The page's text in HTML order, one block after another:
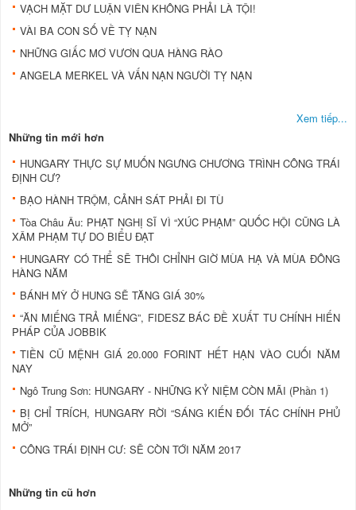
VẠCH MẶT DƯ LUẬN VIÊN KHÔNG PHẢI LÀ TỘI!
VÀI BA CON SỐ VỀ TỴ NẠN
NHỮNG GIẤC MƠ VƯƠN QUA HÀNG RÀO
ANGELA MERKEL VÀ VẤN NẠN NGƯỜI TỴ NẠN
Xem tiếp...
Những tin mới hơn
HUNGARY THỰC SỰ MUỐN NGƯNG CHƯƠNG TRÌNH CÔNG TRÁI
ĐỊNH CƯ?
BẠO HÀNH TRỘM, CẢNH SÁT PHẢI ĐI TÙ
Tòa Châu Âu: PHẠT NGHỊ SĨ VÌ “XÚC PHẠM” QUỐC HỘI CŨNG LÀ
XÂM PHẠM TỰ DO BIỂU ĐẠT
HUNGARY CÓ THỂ SẼ THÔI CHỈNH GIỜ MÙA HẠ VÀ MÙA ĐÔNG
HÀNG NĂM
BÁNH MỲ Ở HUNG SẼ TĂNG GIÁ 30%
“ĂN MIẾNG TRẢ MIẾNG”, FIDESZ BÁC ĐỀ XUẤT TU CHÍNH HIẾN
PHÁP CỦA JOBBIK
TIỀN CŨ MỆNH GIÁ 20.000 FORINT HẾT HẠN VÀO CUỐI NĂM
NAY
Ngô Trung Sơn: HUNGARY - NHỮNG KỶ NIỆM CÒN MÃI (Phần 1)
BỊ CHỈ TRÍCH, HUNGARY RỜI “SÁNG KIẾN ĐỐI TÁC CHÍNH PHỦ
MỞ”
CÔNG TRÁI ĐỊNH CƯ: SẼ CÒN TỚI NĂM 2017
Những tin cũ hơn